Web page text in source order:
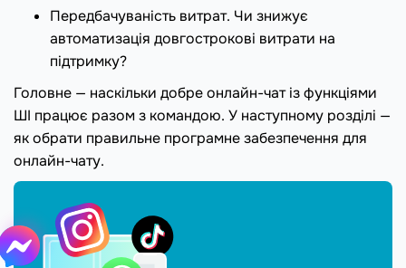
Передбачуваність витрат. Чи знижує
автоматизація довгострокові витрати на
підтримку?
Головне — наскільки добре онлайн-чат із функціями
ШІ працює разом з командою. У наступному розділі —
як обрати правильне програмне забезпечення для
онлайн-чату.